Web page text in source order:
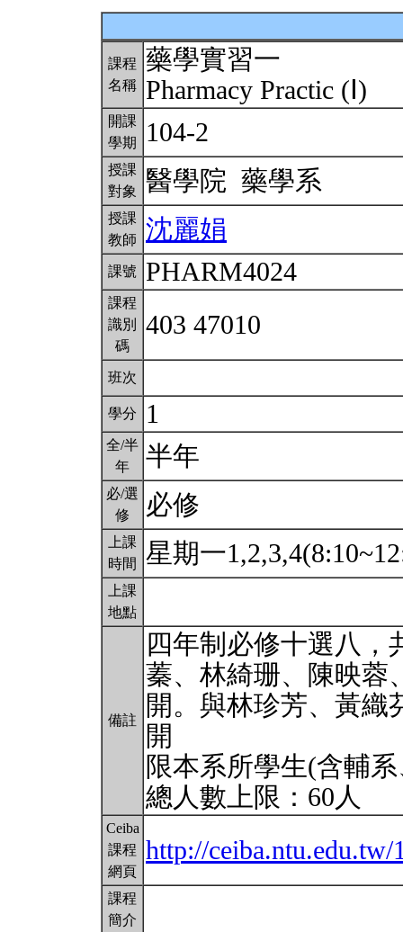
課程
名稱
藥學實習一
Pharmacy Practic (Ⅰ)
開課
學期
104-2
授課
對象
醫學院 藥學系
授課
教師
沈麗娟
課號 PHARM4024
課程
識別
碼
403 47010
班次
學分 1
全/半
年
半年
必/選
修
必修
上課
時間
星期一
上課
地點
備註
四年制必修十選八，
蓁、林綺珊、陳映蓉
開。與林珍芳、黃織
開
限本系所學生(含輔
總人數上限：60人
Ceiba
課程
網頁
http://
課程
簡介